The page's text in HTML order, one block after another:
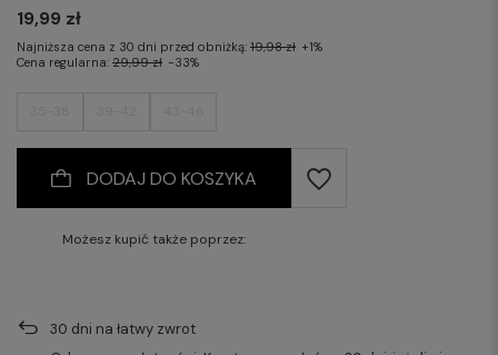
19,99 zł
Najniższa cena z 30 dni przed obniżką: 19,98 zł +1%
Cena regularna: 29,99 zł -33%
DODAJ DO KOSZYKA
Możesz kupić także poprzez:
30 dni na łatwy zwrot